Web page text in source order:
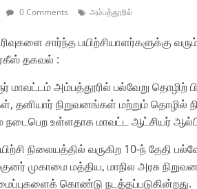
0 Comments அம்பத்தூரில்
சார்ந்த பயிற்சியாளர்களுக்கு
தகவல் :
மாவட்டம் அம்பத்தூரில் பல்வேறு தொழிற்
தனியார் நிறுவனங்கள் மற்றும்
உள்ளதாக மாவட்ட ஆட்சியர்
நிலையத்தில் வருகிற 10-ந் தேதி
முகாமை மத்திய, மாநில அரசு
கொண்டு நடத்தப்படுகின்றது.